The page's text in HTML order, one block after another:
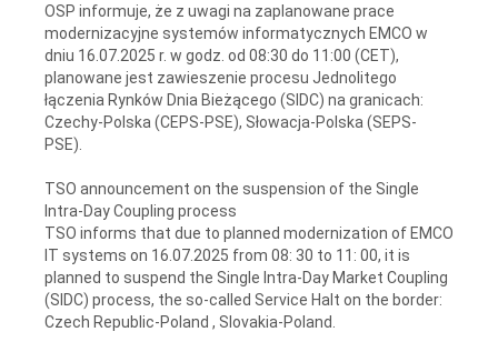
OSP informuje, że z uwagi na zaplanowane prace
modernizacyjne systemów informatycznych EMCO w
dniu 16.07.2025 r. w godz. od 08:30 do 11:00 (CET),
planowane jest zawieszenie procesu Jednolitego
łączenia Rynków Dnia Bieżącego (SIDC) na granicach:
Czechy-Polska (CEPS-PSE), Słowacja-Polska (SEPS-
PSE).
TSO announcement on the suspension of the Single
Intra-Day Coupling process
TSO informs that due to planned modernization of EMCO
IT systems on 16.07.2025 from 08: 30 to 11: 00, it is
planned to suspend the Single Intra-Day Market Coupling
(SIDC) process, the so-called Service Halt on the border:
Czech Republic-Poland , Slovakia-Poland.